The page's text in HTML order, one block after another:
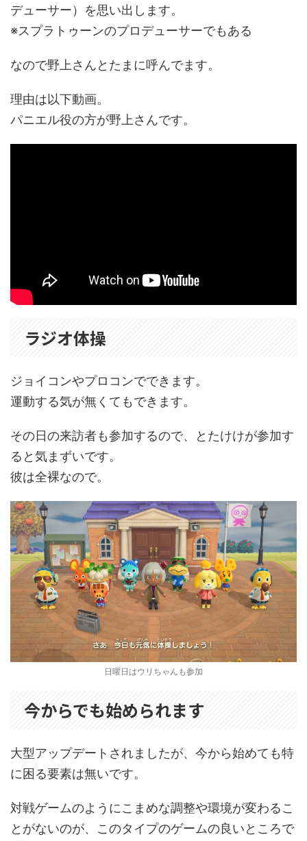
デューサー）を思い出します。
※スプラトゥーンのプロデューサーでもある
なので野上さんとたまに呼んでます。
理由は以下動画。
パニエル役の方が野上さんです。
ラジオ体操
ジョイコンやプロコンでできます。
運動する気が無くてもできます。
その日の来訪者も参加するので、とたけけが参加す
ると気まずいです。
彼は全裸なので。
日曜日はウリちゃんも参加
今からでも始められます
大型アップデートされましたが、今から始めても特
に困る要素は無いです。
対戦ゲームのようにこまめな調整や環境が変わるこ
とがないのが、このタイプのゲームの良いところで